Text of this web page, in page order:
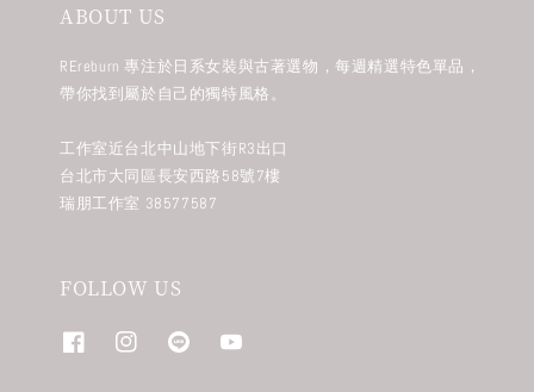
ABOUT US
REreburn 專注於日系女裝與古著選物，每週精選特色單品，
帶你找到屬於自己的獨特風格。
工作室近台北中山地下街R3出口
台北市大同區長安西路58號7樓
瑞朋工作室 38577587
FOLLOW US